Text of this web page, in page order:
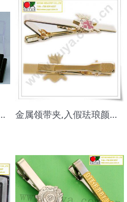
配色,造型别致,设计独特 金属领带夹,入假珐琅颜色,镀金领带夹,高档服装配饰,定做领夹